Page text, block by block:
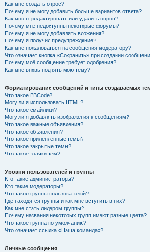
Как мне создать опрос?
Почему я не могу добавить больше вариантов ответа?
Как мне отредактировать или удалить опрос?
Почему мне недоступны некоторые форумы?
Почему я не могу добавлять вложения?
Почему я получил предупреждение?
Как мне пожаловаться на сообщения модератору?
Что означает кнопка «Сохранить» при создании
Почему моё сообщение требует одобрения?
Как мне вновь поднять мою тему?
Форматирование сообщений и типы создаваемых
Что такое BBCode?
Могу ли я использовать HTML?
Что такое смайлики?
Могу ли я добавлять изображения к сообщениям?
Что такое важные объявления?
Что такое объявления?
Что такое прилепленные темы?
Что такое закрытые темы?
Что такое значки тем?
Уровни пользователей и группы
Кто такие администраторы?
Кто такие модераторы?
Что такое группы пользователей?
Где находятся группы и как мне вступить в них?
Как мне стать лидером группы?
Почему названия некоторых групп имеют разные цвета?
Что такое группа по умолчанию?
Что означает ссылка «Наша команда»?
Личные сообщения